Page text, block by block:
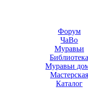
Форум
ЧаВо
Муравьи
Муравьи
Мастерская
Каталог